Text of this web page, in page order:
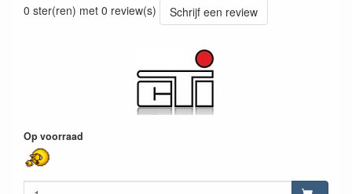
0 ster(ren) met 0 review(s)
Schrijf een review
Op voorraad